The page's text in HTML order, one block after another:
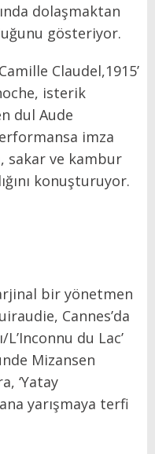
dolaşmaktan
gösteriyor.
Claudel,1915’
isterik
dul Aude
imza
sakar ve kambur
konuşturuyor.
bir yönetmen
Cannes’da
L’Inconnu du Lac’
Mizansen
‘Yatay
yarışmaya terfi